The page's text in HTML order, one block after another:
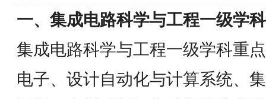
一、集成电路科学与工程一级学
集成电路科学与工程一级学科重
电子、设计自动化与计算系统、